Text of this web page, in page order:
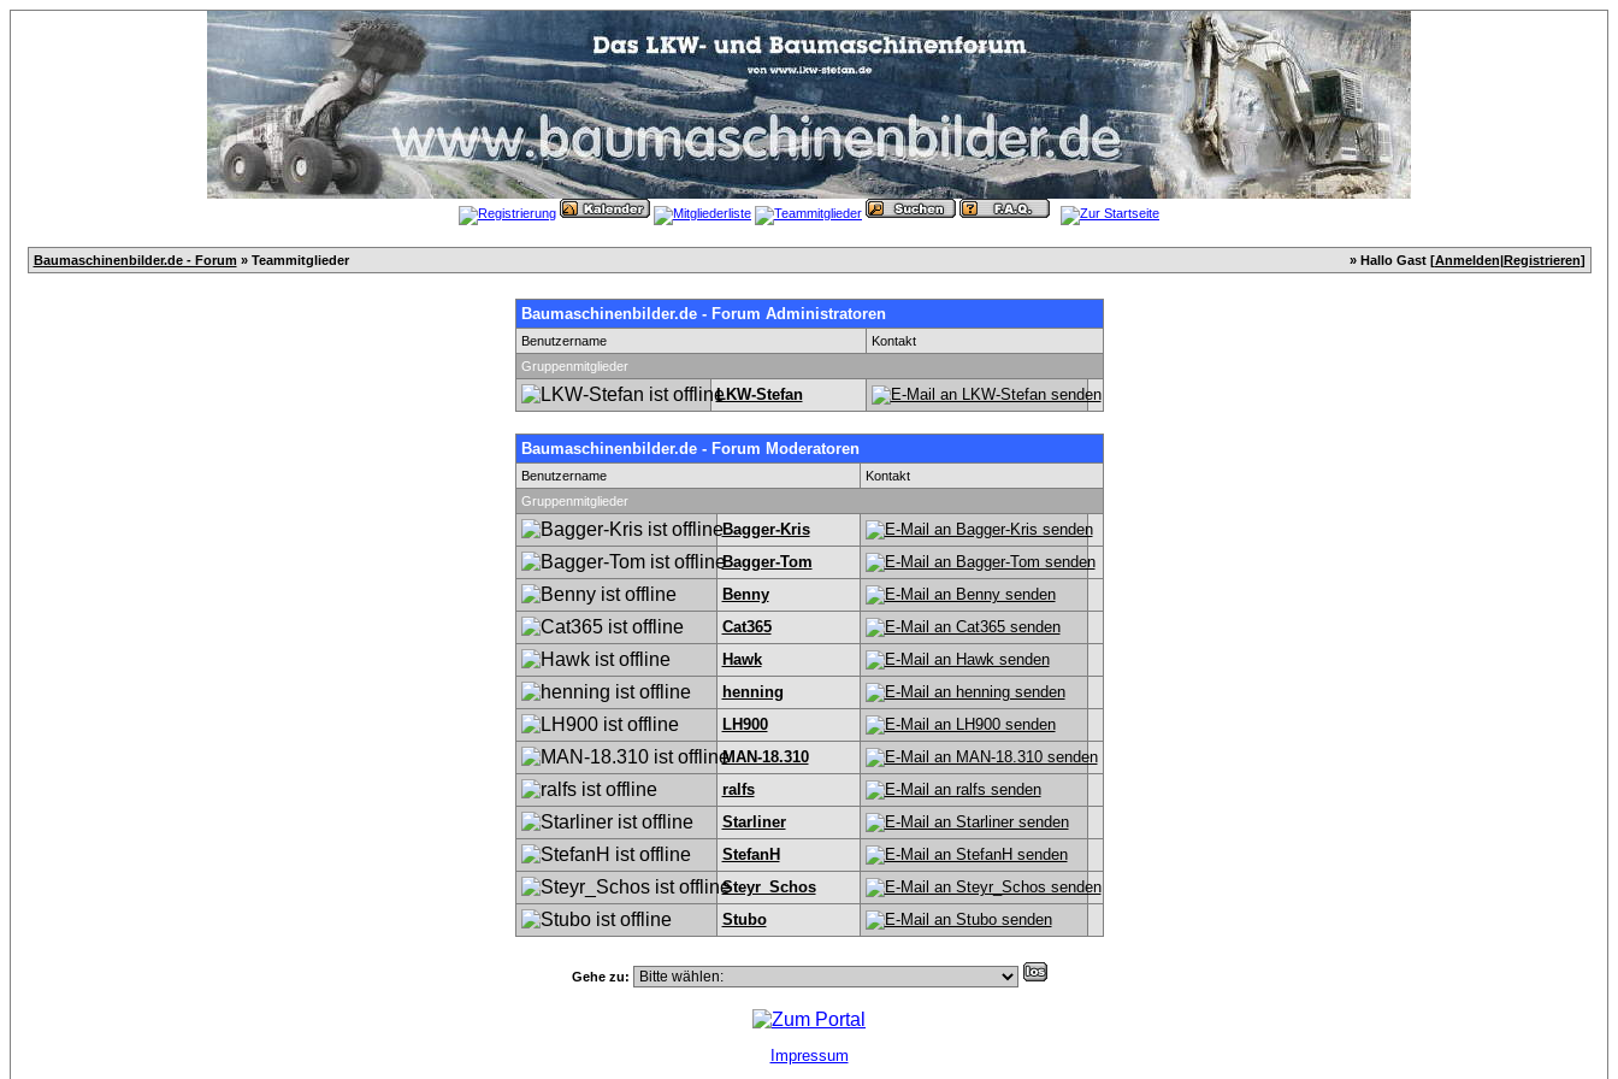
Baumaschinenbilder.de - Forum » Teammitglieder » Hallo Gast [Anmelden|Registrieren]
Baumaschinenbilder.de - Forum Administratoren
Benutzername
Kontakt
Gruppenmitglieder
LKW-Stefan
Baumaschinenbilder.de - Forum Moderatoren
Benutzername
Kontakt
Gruppenmitglieder
Bagger-Kris
Bagger-Tom
Benny
Cat365
Hawk
henning
LH900
MAN-18.310
ralfs
Starliner
StefanH
Steyr_Schos
Stubo
Gehe zu:
Impressum